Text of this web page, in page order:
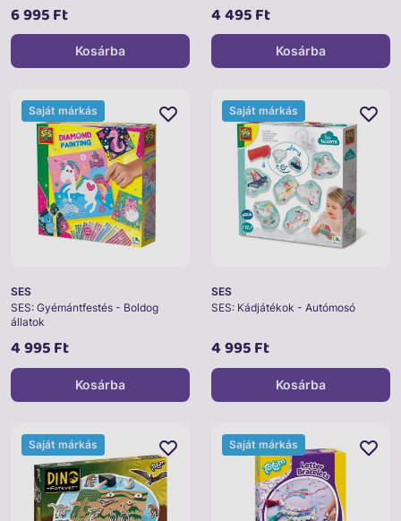
6 995 Ft
Kosárba
4 495 Ft
Kosárba
SES
SES: Gyémántfestés - Boldog
állatok
4 995 Ft
Saját márkás
Kosárba
SES
SES: Kádjátékok - Autómosó
4 995 Ft
Saját márkás
Kosárba
Saját márkás Saját márkás